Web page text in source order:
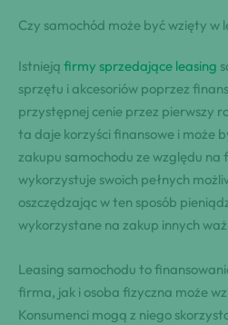
Czy samochód może być wzięty w
Istnieją firmy sprzedające leasing
sprzętu i akcesoriów poprzez
przystępnej cenie przez pierwszy
ta daje korzyści finansowe i może
zakupu samochodu ze względu na
wykorzystuje swoich pełnych
oszczędzając w ten sposób
wykorzystane na zakup innych
Leasing samochodu to
firma, jak i osoba fizyczna może
Konsumenci mogą z niego